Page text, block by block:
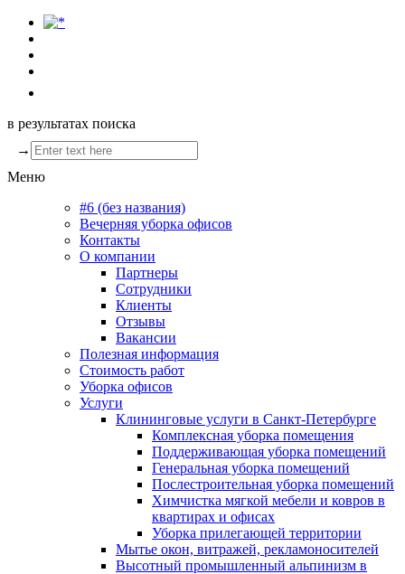
в результатах поиска
→
Меню
#6 (без названия)
Вечерняя уборка офисов
Контакты
О компании
Партнеры
Сотрудники
Клиенты
Отзывы
Вакансии
Полезная информация
Стоимость работ
Уборка офисов
Услуги
Клининговые услуги в Санкт-Петербурге
Комплексная уборка помещения
Поддерживающая уборка помещений
Генеральная уборка помещений
Послестроительная уборка помещений
Химчистка мягкой мебели и ковров в
квартирах и офисах
Уборка прилегающей территории
Мытье окон, витражей, рекламоносителей
Высотный промышленный альпинизм в